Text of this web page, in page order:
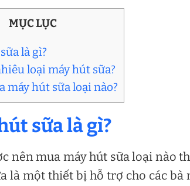
MỤC LỤC
là gì?
loại máy hút sữa?
máy hút sữa loại nào?
sữa là gì?
nên mua máy hút sữa loại nào
là một thiết bị hỗ trợ cho các